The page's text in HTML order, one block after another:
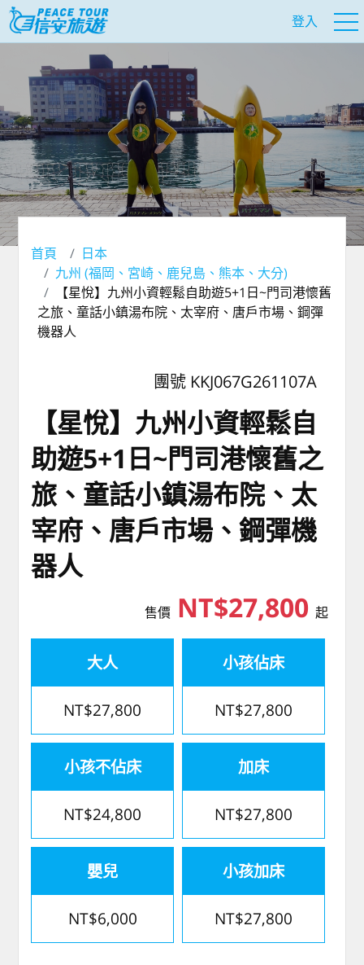
登入
首頁
日本
九州 (福岡、宮崎、鹿兒島、熊本、大分)
【星悅】九州小資輕鬆自助遊5+1日~門司港懷舊
之旅、童話小鎮湯布院、太宰府、唐戶市場、鋼彈
機器人
團號 KKJ067G261107A
【星悅】九州小資輕鬆自
助遊5+1日~門司港懷舊之
旅、童話小鎮湯布院、太
宰府、唐戶市場、鋼彈機
器人
售價NT$27,800 起
大人
NT$27,800
小孩佔床
NT$27,800
小孩不佔床
NT$24,800
加床
NT$27,800
嬰兒
NT$6,000
小孩加床
NT$27,800